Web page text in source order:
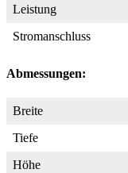
Leistung
Stromanschluss
Abmessungen:
Breite
Tiefe
Höhe